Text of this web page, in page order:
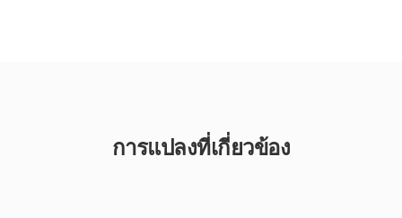
การแปลงที่เกี่ยวข้อง